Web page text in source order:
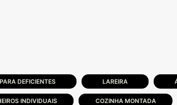
DEFICIENTES LAREIRA
INDIVIDUAIS COZINHA MONTADA